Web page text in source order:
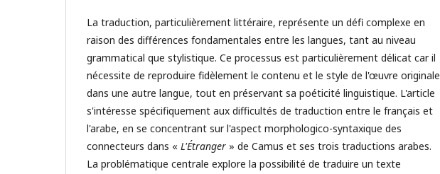
La traduction, particulièrement littéraire, représente un défi complexe en
raison des différences fondamentales entre les langues, tant au niveau
grammatical que stylistique. Ce processus est particulièrement délicat car il
nécessite de reproduire fidèlement le contenu et le style de l'œuvre originale
dans une autre langue, tout en préservant sa poéticité linguistique. L'article
s'intéresse spécifiquement aux difficultés de traduction entre le français et
l'arabe, en se concentrant sur l'aspect morphologico-syntaxique des
connecteurs dans « L'Étranger » de Camus et ses trois traductions arabes.
La problématique centrale explore la possibilité de traduire un texte